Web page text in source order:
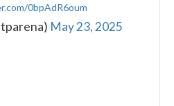
0bpAdR6oum
May 23, 2025